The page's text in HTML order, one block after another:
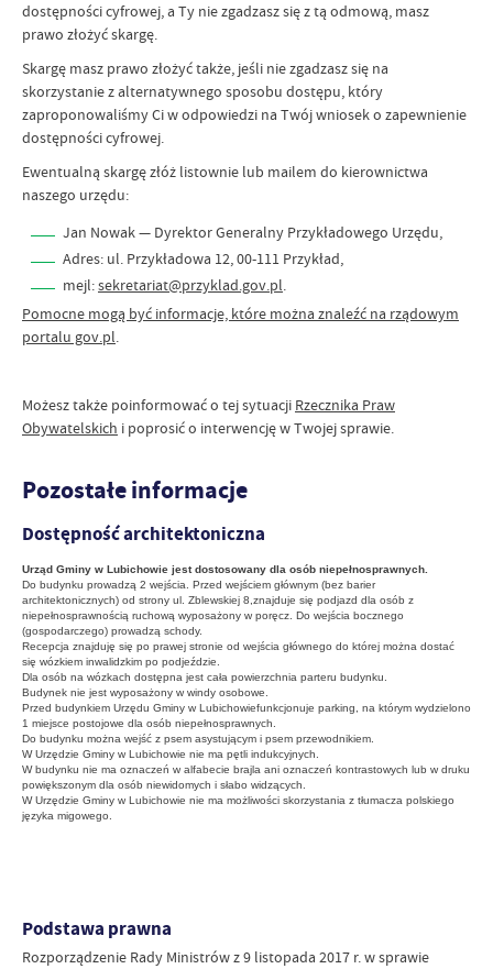
dostępności cyfrowej, a Ty nie zgadzasz się z tą odmową, masz
prawo złożyć skargę.
Skargę masz prawo złożyć także, jeśli nie zgadzasz się na
skorzystanie z alternatywnego sposobu dostępu, który
zaproponowaliśmy Ci w odpowiedzi na Twój wniosek o zapewnienie
dostępności cyfrowej.
Ewentualną skargę złóż listownie lub mailem do kierownictwa
naszego urzędu:
Jan Nowak — Dyrektor Generalny Przykładowego Urzędu,
Adres: ul. Przykładowa 12, 00-111 Przykład,
mejl:sekretariat@przyklad.gov.pl.
Pomocne mogą być informacje, które można znaleźć na rządowym
portalu gov.pl.
Możesz także poinformować o tej sytuacji Rzecznika Praw
Obywatelskich i poprosić o interwencję w Twojej sprawie.
Pozostałe informacje
Dostępność architektoniczna
Urząd Gminy w Lubichowie jest dostosowany dla osób niepełnosprawnych.
Do budynku prowadzą 2 wejścia. Przed wejściem głównym (bez barier
architektonicznych) od strony ul. Zblewskiej 8,znajduje się podjazd dla osób z
niepełnosprawnością ruchową wyposażony w poręcz. Do wejścia bocznego
(gospodarczego) prowadzą schody.
Recepcja znajduję się po prawej stronie od wejścia głównego do której można dostać
się wózkiem inwalidzkim po podjeździe.
Dla osób na wózkach dostępna jest cała powierzchnia parteru budynku.
Budynek nie jest wyposażony w windy osobowe.
Przed budynkiem Urzędu Gminy w Lubichowiefunkcjonuje parking, na którym wydzielono
1 miejsce postojowe dla osób niepełnosprawnych.
Do budynku można wejść z psem asystującym i psem przewodnikiem.
W Urzędzie Gminy w Lubichowie nie ma pętli indukcyjnych.
W budynku nie ma oznaczeń w alfabecie brajla ani oznaczeń kontrastowych lub w druku
powiększonym dla osób niewidomych i słabo widzących.
W Urzędzie Gminy w Lubichowie nie ma możliwości skorzystania z tłumacza polskiego
języka migowego.
Podstawa prawna
Rozporządzenie Rady Ministrów z 9 listopada 2017 r. w sprawie